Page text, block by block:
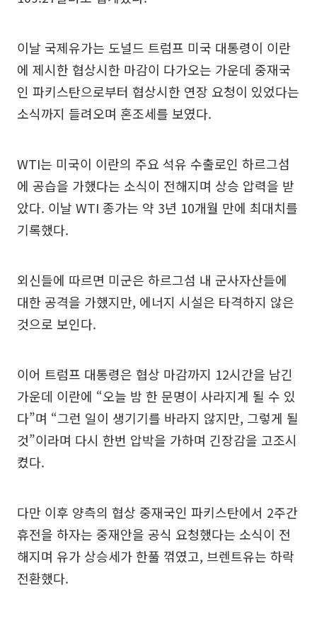
이날 국제유가는 도널드 트럼프 미국 대통령이 이란
에 제시한 협상시한 마감이 다가오는 가운데 중재국
인 파키스탄으로부터 협상시한 연장 요청이 있었다는
소식까지 들려오며 혼조세를 보였다.
WTI는 미국이 이란의 주요 석유 수출로인 하르그섬
에 공습을 가했다는 소식이 전해지며 상승 압력을 받
았다. 이날 WTI 종가는 약 3년 10개월 만에 최대치를
기록했다.
외신들에 따르면 미군은 하르그섬 내 군사자산들에
대한 공격을 가했지만, 에너지 시설은 타격하지 않은
것으로 보인다.
이어 트럼프 대통령은 협상 마감까지 12시간을 남긴
가운데 이란에 “오늘 밤 한 문명이 사라지게 될 수 있
다”며 “그런 일이 생기기를 바라지 않지만, 그렇게 될
것”이라며 다시 한번 압박을 가하며 긴장감을 고조시
켰다.
다만 이후 양측의 협상 중재국인 파키스탄에서 2주간
휴전을 하자는 중재안을 공식 요청했다는 소식이 전
해지며 유가 상승세가 한풀 꺾였고, 브렌트유는 하락
전환했다.